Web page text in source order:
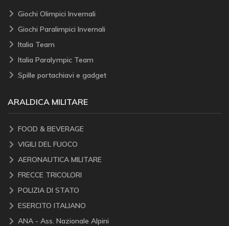
Giochi Olimpici Invernali
Giochi Paralimpici Invernali
Italia Team
Italia Paralympic Team
Spille portachiavi e gadget
ARALDICA MILITARE
FOOD & BEVERAGE
VIGILI DEL FUOCO
AERONAUTICA MILITARE
FRECCE TRICOLORI
POLIZIA DI STATO
ESERCITO ITALIANO
ANA - Ass. Nazionale Alpini